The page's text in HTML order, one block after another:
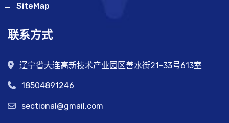
SiteMap
联系方式
辽宁省大连高新技术产业园区善水街21-33号613室
18504891246
sectional@gmail.com